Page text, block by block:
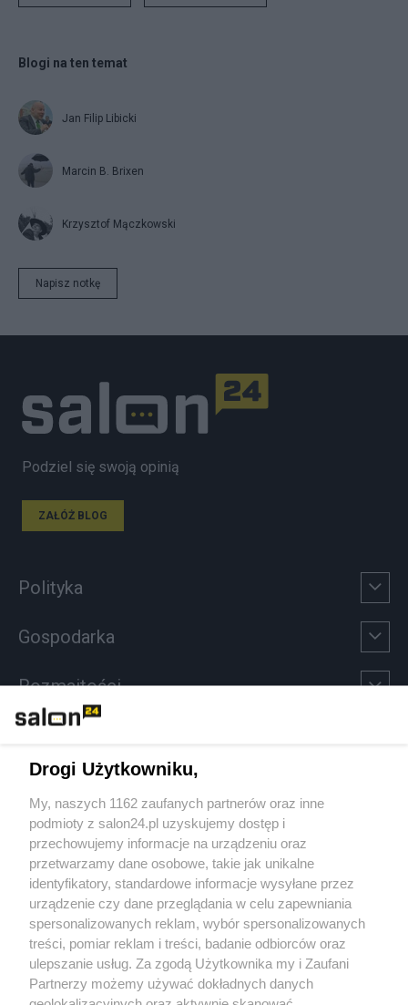
Blogi na ten temat
Jan Filip Libicki
Marcin B. Brixen
Krzysztof Mączkowski
Napisz notkę
Podziel się swoją opinią
ZAŁÓŻ BLOG
Polityka
Gospodarka
Rozmaitości
Sport
Społeczeństwo
Kultura
X Facebook Instagram Youtube
Drogi Użytkowniku,
My, naszych 1162 zaufanych partnerów oraz inne
podmioty z salon24.pl uzyskujemy dostęp i
przechowujemy informacje na urządzeniu oraz
przetwarzamy dane osobowe, takie jak unikalne
identyfikatory, standardowe informacje wysyłane przez
urządzenie czy dane przeglądania w celu zapewniania
spersonalizowanych reklam, wybór spersonalizowanych
treści, pomiar reklam i treści, badanie odbiorców oraz
ulepszanie usług. Za zgodą Użytkownika my i Zaufani
Partnerzy możemy używać dokładnych danych